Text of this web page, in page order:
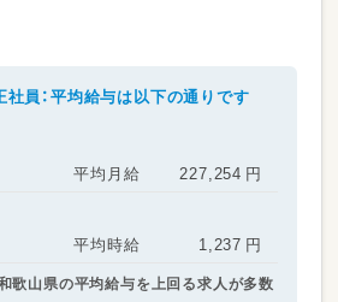
員：平均給与は以下の通りです
平均月給
227,254 円
平均時給
1,237 円
歌山県の平均給与を上回る求人が多数